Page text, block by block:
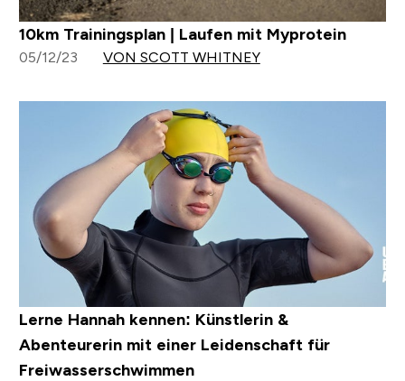
10km Trainingsplan | Laufen mit Myprotein
05/12/23 VON SCOTT WHITNEY
Lerne Hannah kennen: Künstlerin &
Abenteurerin mit einer Leidenschaft für
Freiwasserschwimmen